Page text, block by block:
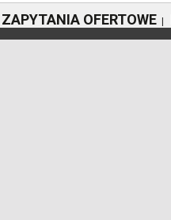
ZAPYTANIA OFERTOWE |